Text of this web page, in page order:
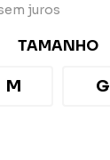
juros
TAMANHO
M G